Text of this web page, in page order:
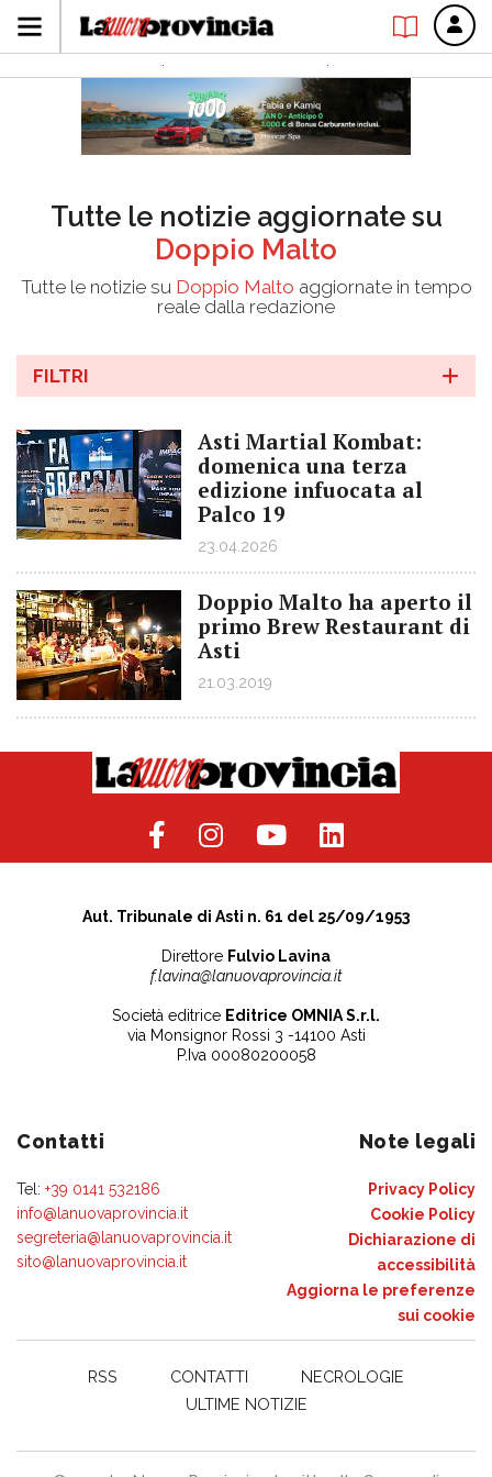
Tutte le notizie aggiornate su
Doppio Malto
Tutte le notizie su Doppio Malto aggiornate in tempo
reale dalla redazione
FILTRI
Asti Martial Kombat:
domenica una terza
edizione infuocata al
Palco 19
23.04.2026
Doppio Malto ha aperto il
primo Brew Restaurant di
Asti
21.03.2019
Aut. Tribunale di Asti n. 61 del 25/09/1953
Direttore Fulvio Lavina
f.lavina@lanuovaprovincia.it
Società editrice Editrice OMNIA S.r.l.
via Monsignor Rossi 3 -14100 Asti
P.Iva 00080200058
Contatti
Tel: +39 0141 532186
info@lanuovaprovincia.it
segreteria@lanuovaprovincia.it
sito@lanuovaprovincia.it
Note legali
Privacy Policy
Cookie Policy
Dichiarazione di
accessibilità
Aggiorna le preferenze
sui cookie
RSS CONTATTI
NECROLOGIE
ULTIME NOTIZIE